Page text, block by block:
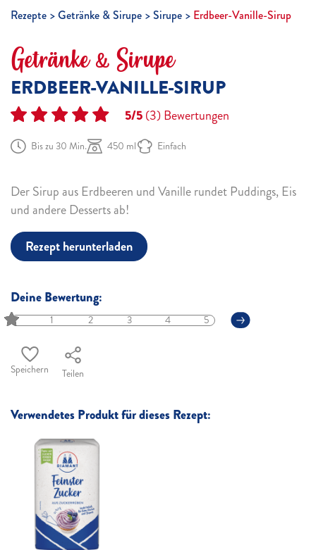
Rezepte Getränke & Sirupe Sirupe Erdbeer-Vanille-Sirup
Getränke & Sirupe
ERDBEER-VANILLE-SIRUP
5/5(3)Bewertungen
Bis zu 30 Min. 450 ml Einfach
Der Sirup aus Erdbeeren und Vanille rundet Puddings, Eis
und andere Desserts ab!
Rezept herunterladen
Deine Bewertung:
1 2 3 4 5
Speichern Teilen
Verwendetes Produkt für dieses Rezept: